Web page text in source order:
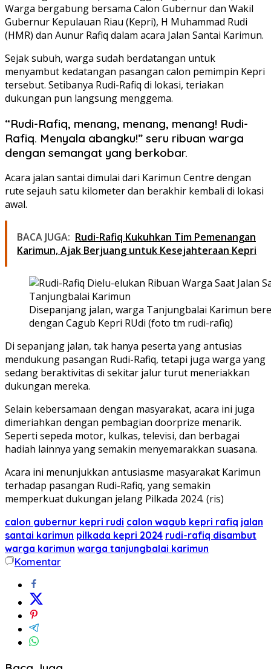
Warga bergabung bersama Calon Gubernur dan Wakil
Gubernur Kepulauan Riau (Kepri), H Muhammad Rudi
(HMR) dan Aunur Rafiq dalam acara Jalan Santai Karimun.
Sejak subuh, warga sudah berdatangan untuk
menyambut kedatangan pasangan calon pemimpin Kepri
tersebut. Setibanya Rudi-Rafiq di lokasi, teriakan
dukungan pun langsung menggema.
“Rudi-Rafiq, menang, menang, menang! Rudi-
Rafiq. Menyala abangku!” seru ribuan warga
dengan semangat yang berkobar.
Acara jalan santai dimulai dari Karimun Centre dengan
rute sejauh satu kilometer dan berakhir kembali di lokasi
awal.
BACA JUGA: Rudi-Rafiq Kukuhkan Tim Pemenangan
Karimun, Ajak Berjuang untuk Kesejahteraan Kepri
Disepanjang jalan, warga Tanjungbalai Karimun
dengan Cagub Kepri RUdi (foto tm rudi-rafiq)
Di sepanjang jalan, tak hanya peserta yang antusias
mendukung pasangan Rudi-Rafiq, tetapi juga warga yang
sedang beraktivitas di sekitar jalur turut meneriakkan
dukungan mereka.
Selain kebersamaan dengan masyarakat, acara ini juga
dimeriahkan dengan pembagian doorprize menarik.
Seperti sepeda motor, kulkas, televisi, dan berbagai
hadiah lainnya yang semakin menyemarakkan suasana.
Acara ini menunjukkan antusiasme masyarakat Karimun
terhadap pasangan Rudi-Rafiq, yang semakin
memperkuat dukungan jelang Pilkada 2024. (ris)
calon gubernur kepri rudi calon wagub kepri rafiq jalan
santai karimun pilkada kepri 2024 rudi-rafiq disambut
warga karimun warga tanjungbalai karimun
Komentar